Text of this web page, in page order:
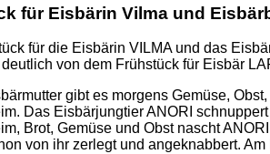
für Eisbärin Vilma und
für die Eisbärin VILMA und das
von dem Frühstück für Eisbär
gibt es morgens Gemüse,
Das Eisbärjungtier ANORI
Brot, Gemüse und Obst nascht
von ihr zerlegt und angeknabbert.